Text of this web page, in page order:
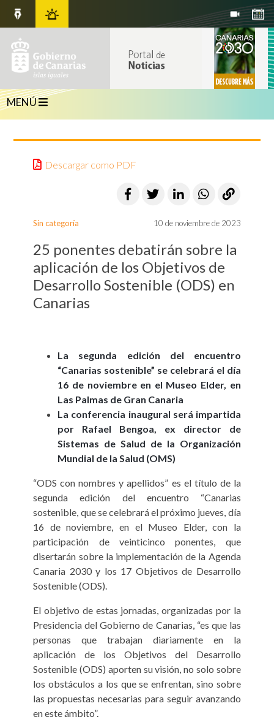
MENÚ
Descargar como PDF
Sin categoría 10 de noviembre de 2023
25 ponentes debatirán sobre la
aplicación de los Objetivos de
Desarrollo Sostenible (ODS) en
Canarias
La segunda edición del encuentro
“Canarias sostenible” se celebrará el día
16 de noviembre en el Museo Elder, en
Las Palmas de Gran Canaria
La conferencia inaugural será impartida
por Rafael Bengoa, ex director de
Sistemas de Salud de la Organización
Mundial de la Salud (OMS)
“ODS con nombres y apellidos” es el título de la
segunda edición del encuentro “Canarias
sostenible, que se celebrará el próximo jueves, día
16 de noviembre, en el Museo Elder, con la
participación de veinticinco ponentes, que
disertarán sobre la implementación de la Agenda
Canaria 2030 y los 17 Objetivos de Desarrollo
Sostenible (ODS).
El objetivo de estas jornadas, organizadas por la
Presidencia del Gobierno de Canarias, “es que las
personas que trabajan diariamente en la
aplicación de los Objetivos del Desarrollo
Sostenible (ODS) aporten su visión, no solo sobre
los obstáculos a los que se enfrentan, sino sobre
las propuestas necesarias para seguir avanzando
en este ámbito”.